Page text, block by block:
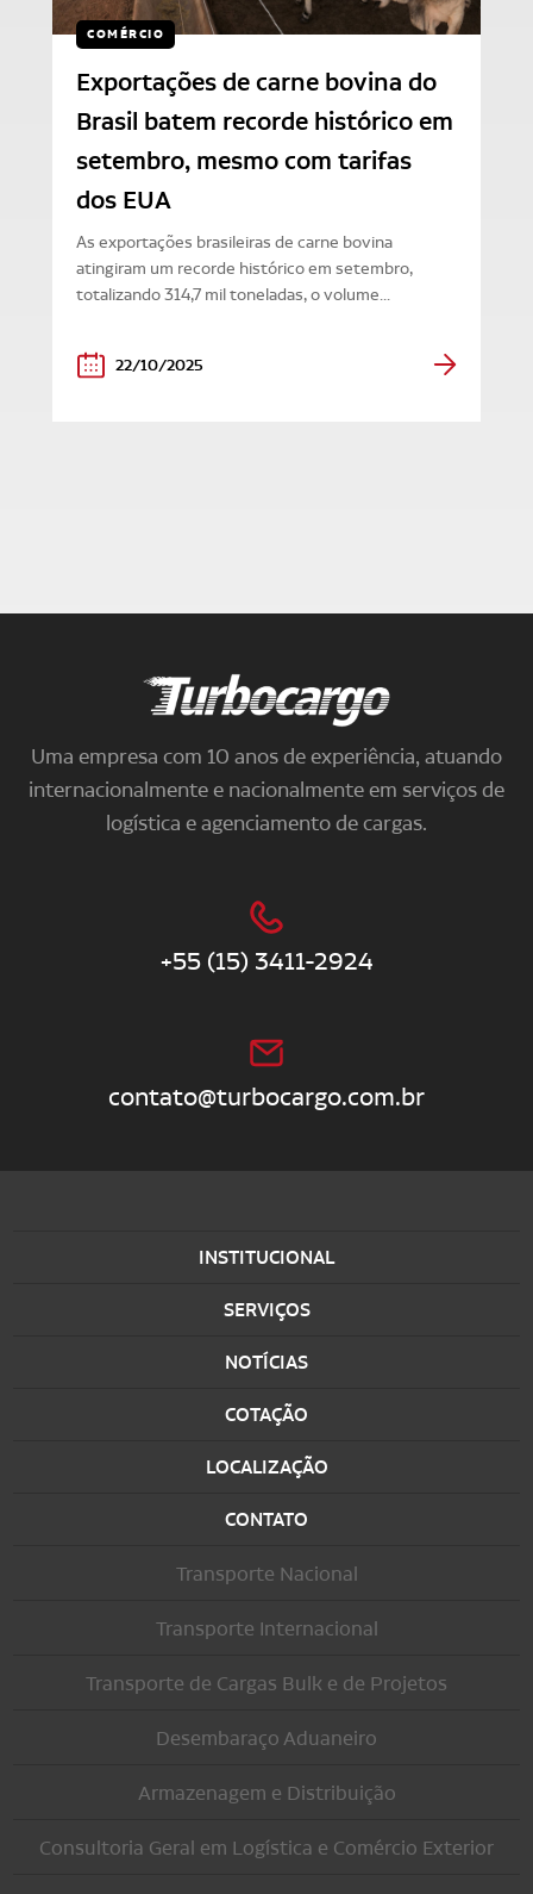
COMÉRCIO
Exportações de carne bovina do
Brasil batem recorde histórico em
setembro, mesmo com tarifas
dos EUA
As exportações brasileiras de carne bovina
atingiram um recorde histórico em setembro,
totalizando 314,7 mil toneladas, o volume...
22/10/2025
Turbocargo
Uma empresa com 10 anos de experiência, atuando
internacionalmente e nacionalmente em serviços de
logística e agenciamento de cargas.
+55 (15) 3411-2924
contato@turbocargo.com.br
INSTITUCIONAL
SERVIÇOS
NOTÍCIAS
COTAÇÃO
LOCALIZAÇÃO
CONTATO
Transporte Nacional
Transporte Internacional
Transporte de Cargas Bulk e de Projetos
Desembaraço Aduaneiro
Armazenagem e Distribuição
Consultoria Geral em Logística e Comércio Exterior